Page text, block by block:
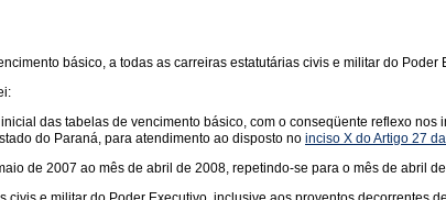
básico, a todas as carreiras estatutárias civis e militar do
das tabelas de vencimento básico, com o conseqüente reflexo
do Paraná, para atendimento ao disposto no inciso X do Artigo 27
de 2007 ao mês de abril de 2008, repetindo-se para o mês de abril